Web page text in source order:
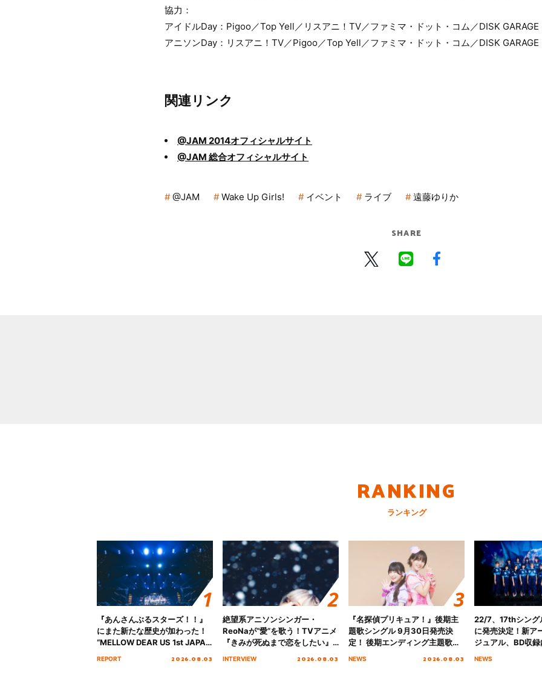
協力：
アイドルDay：Pigoo／Top Yell／リスアニ！TV／ファミマ・ドット・コム／DISK GARAGE
アニソンDay：リスアニ！TV／Pigoo／Top Yell／ファミマ・ドット・コム／DISK GARAGE
関連リンク
@JAM 2014オフィシャルサイト
@JAM 総合オフィシャルサイト
@JAM Wake Up Girls! イベント ライブ 遠藤ゆりか
SHARE
RANKING
ランキング
『あんさんぶるスターズ！！』
にまた新たな歴史が加わった！
“MELLOW DEAR US 1st JAPAN
!!」Dear 横浜BUNTAI”をレポー
REPORT 2026.08.03
絶望系アニソンシンガー・
ReoNaが“愛”を歌う！TVアニメ
『きみが死ぬまで恋をしたい』
INTERVIEW 2026.08.03
『名探偵プリキュア！』後期主
題歌シングル 9月30日発売決
定！ 後期エンディング主題歌
NEWS 2026.08.03
22/7、17thシング
に発売決定！新ア
ジュアル、BD収
NEWS